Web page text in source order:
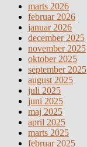
marts 2026
februar 2026
januar 2026
december 2025
november 2025
oktober 2025
september 2025
august 2025
juli 2025
juni 2025
maj 2025
april 2025
marts 2025
februar 2025